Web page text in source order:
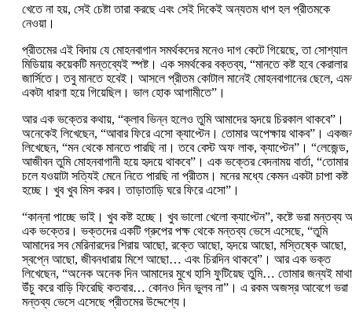
খেতে না হয়, সেই চেষ্টা তারা করছে এবং সেই দিকেই অন্যতম ধাপ হল প্রীতমকে
নেওয়া।
প্রীতমের এই বিদায় যে মোহনবাগান সমর্থকদের মনেও দাগ কেটে গিয়েছে, তা সোশ্যাল
মিডিয়ায় কয়েকটি মন্তব্যেই স্পষ্ট। এক সমর্থকের বক্তব্য, “মানতে কষ্ট হবে কেরালার
জার্সিতে। তবু মানতে হবেই। আসলে প্রীতম কোটাল মানেই মোহনবাগানের ছেলে,
একটা ধারণা হয়ে গিয়েছিল। ভাল হোক আগামীতে”।
আর এক ভক্তের কথায়, “ক্লাব ভিন্ন হলেও তুমি আমাদের হৃদয়ে চিরকাল থাকবে”।
অনেকেই লিখেছেন, “আবার ফিরে এসো ক্যাপ্টেন। তোমার অপেক্ষায় থাকব”।
লিখেছেন, “মন থেকে মানতে পারছি না। তবে বেস্ট অফ লাক, ক্যাপ্টেন”। “লেজেন্ড,
আজীবন তুমি মোহনবাগানী হয়ে হৃদয়ে থাকবে”। এক ভক্তের বেদনাময় বার্তা, “তোমার
চলে যওয়াটা সত্যিই মেনে নিতে পারছি না প্রীতম। মনের মধ্যে কেমন একটা চাপা কষ্ট
হচ্ছে। খুব খুব মিস করব। তাড়াতাড়ি ঘরে ফিরে এসো”।
“কান্না পাচ্ছে ভাই। খুব কষ্ট হচ্ছে। খুব ভালো খেলো ক্যাপ্টেন”, কষ্টে ভরা মন্তব্য
এক ভক্তের। ভক্তদের একটি গ্রুপের পক্ষ থেকে মন্তব্য ভেসে এসেছে, “তুমি
আমাদের সব মেরিনারদের শিরায় আছো, রক্তে আছো, হৃদয়ে আছো, মস্তিষ্কে আছো,
স্বপ্নে আছো, জীবনধারায় মিশে আছো… এবং চিরদিন থাকবে”। আর এক ভক্ত
লিখেছেন, “অনেক অনেক দিন আমাদের মুখে হাসি ফুটিয়েছ তুমি… তোমার জন্যই মাথা
উঁচু করে বাড়ি ফিরেছি কতবার… কোনও দিন ভুলব না”। এ রকম অজস্র আবেগে ভরা
মন্তব্য ভেসে এসেছে প্রীতমের উদ্দেশ্যে।